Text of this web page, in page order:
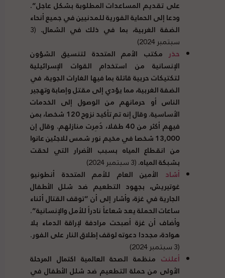
على تقديم المساعدات المطلوبة بشكل عاجل”.
ودعا إلى الحماية الفورية للمدنيين في جميع أنحاء
الضفة الغربية، بما في ذلك في الشمال. (3
سبتمبر 2024)
حذر مكتب الأمم المتحدة لتنسيق الشؤون
الإنسانية من استخدام القوات الإسرائيلية
لتكتيكات حربية قاتلة بما فيها الغارات الجوية، في
الضفة الغربية، مما يؤدي إلى مقتل وإصابة وتهجير
الناس أو حرمانهم من الوصول إلى الخدمات
الأساسية. وقال إنه تم تأكيد نزوح 120 شخصا، بمن
فيهم أكثر من 40 طفلا، دُمِرت منازلهم. وقال إن
13,000 شخصا في مخيم نور شمس للاجئين عانوا
من انقطاع المياه بسبب الأضرار التي لحقت
بشبكة المياه.(3 سبتمبر 2024)
أشاد الأمين العام للأمم المتحدة أنطونيو
غوتيريش، بجهود التطعيم ضد شلل الأطفال
الجارية في غزة، وأشار إلى أن “توقف القتال أثناء
ساعات الحملة يعد شعاعاً نادراً للأمل والإنسانية”.
وأضاف أن غزة أصبحت مرادفة لإراقة الدماء بلا
هوادة، مجددا دعوته لوقف إطلاق النار على الفور.
(3 سبتمبر 2024)
أعلنت منظمة الصحة العالمية اكتمال المرحلة
الأولى من حملة التطعيم ضد شلل الأطفال في